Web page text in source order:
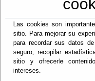
Las cookies son
sitio. Para mejorar su
para recordar sus datos
seguro, recopilar
sitio y ofrecerle
intereses.